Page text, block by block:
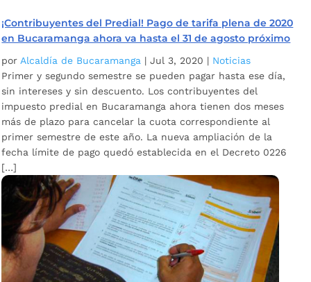
¡Contribuyentes del Predial! Pago de tarifa plena de 2020
en Bucaramanga ahora va hasta el 31 de agosto próximo
por Alcaldía de Bucaramanga |Jul 3, 2020 | Noticias
Primer y segundo semestre se pueden pagar hasta ese día,
sin intereses y sin descuento. Los contribuyentes del
impuesto predial en Bucaramanga ahora tienen dos meses
más de plazo para cancelar la cuota correspondiente al
primer semestre de este año. La nueva ampliación de la
fecha límite de pago quedó establecida en el Decreto 0226
[…]